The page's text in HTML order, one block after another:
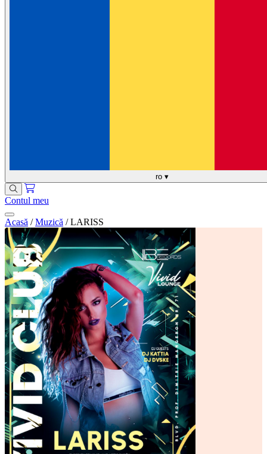
ro ▾
Contul meu
Acasă / Muzică / LARISS